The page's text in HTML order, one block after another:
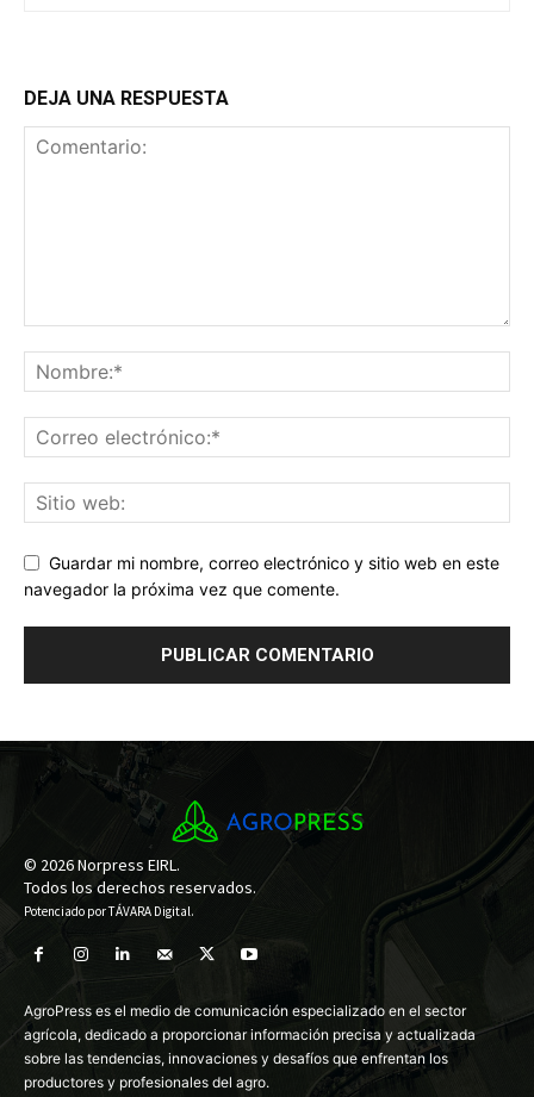
DEJA UNA RESPUESTA
Guardar mi nombre, correo electrónico y sitio web en este
navegador la próxima vez que comente.
© 2026 Norpress EIRL.
Todos los derechos reservados.
Potenciado porTÁVARA Digital.
AgroPress es el medio de comunicación especializado en el sector
agrícola, dedicado a proporcionar información precisa y actualizada
sobre las tendencias, innovaciones y desafíos que enfrentan los
productores y profesionales del agro.